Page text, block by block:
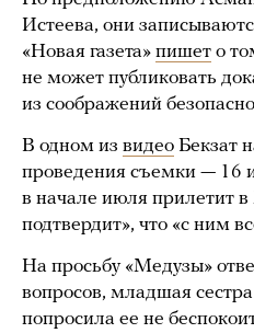
Истеева, они
«Новая газета» пишет о
не может публиковать
из соображений
В одном из видео Бекзат
проведения съемки — 16
в начале июля прилетит
подтвердит», что «с ним
На просьбу «Медузы»
вопросов, младшая
попросила ее не